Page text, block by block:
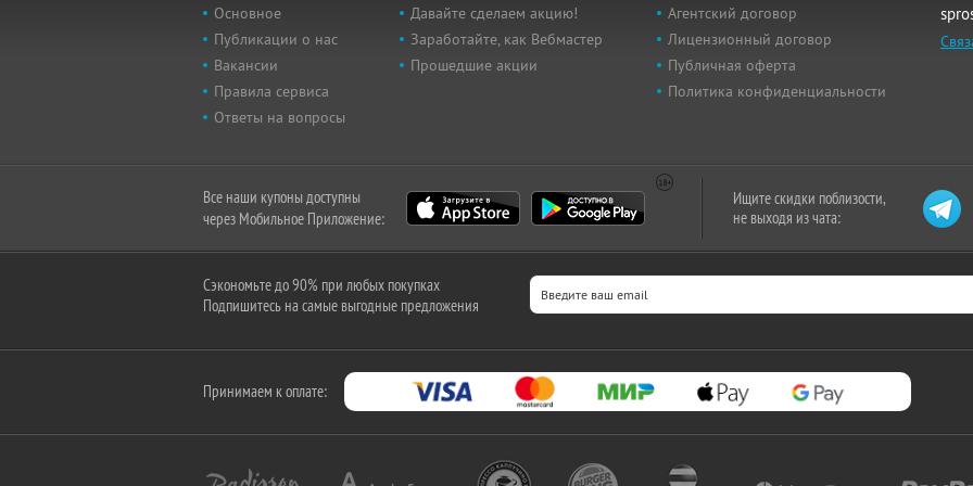
Основное
Публикации о нас
Вакансии
Правила сервиса
Ответы на вопросы
Давайте сделаем акцию!
Заработайте, как Вебмастер
Прошедшие акции
Агентский договор
Лицензионный договор
Публичная оферта
Политика конфиденциальности
Все наши купоны доступны
через Мобильное Приложение:
Ищите скидки поблизости,
не выходя из чата:
Сэкономьте до 90% при любых покупках
Подпишитесь на самые выгодные предложения
Принимаем к оплате: